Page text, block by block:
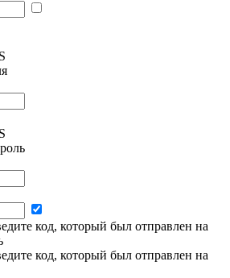
код, который был отправлен на
код, который был отправлен на